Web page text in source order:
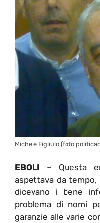
Michele Figliulo (foto
EBOLI – Questa
aspettava da tempo,
dicevano i bene
problema di nomi
garanzie alle varie